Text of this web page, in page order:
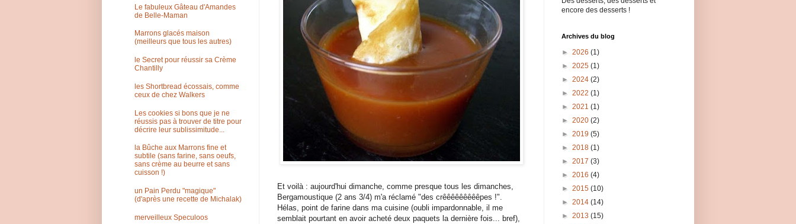
Et voilà : aujourd'hui dimanche, comme presque tous les dimanches,
Bergamoustique (2 ans 3/4) m'a réclamé "des crêêêêêêêêêpes !".
Hélas, point de farine dans ma cuisine (oubli impardonnable, il me
semblait pourtant en avoir acheté deux paquets la dernière fois... bref),
Le fabuleux Gâteau d'Amandes
de Belle-Maman
Marrons glacés maison
(meilleurs que tous les autres)
le Secret pour réussir sa Crème
Chantilly
les Shortbread écossais, comme
ceux de chez Walkers
Les cookies si bons que je ne
réussis pas à trouver de titre pour
décrire leur sublissimitude...
la Bûche aux Marrons fine et
subtile (sans farine, sans oeufs,
sans crème au beurre et sans
cuisson !)
un Pain Perdu "magique"
(d'après une recette de Michalak)
merveilleux Speculoos
encore des desserts !
Archives du blog
► 2026 (1)
► 2025 (1)
► 2024 (2)
► 2022 (1)
► 2021 (1)
► 2020 (2)
► 2019 (5)
► 2018 (1)
► 2017 (3)
► 2016 (4)
► 2015 (10)
► 2014 (14)
► 2013 (15)